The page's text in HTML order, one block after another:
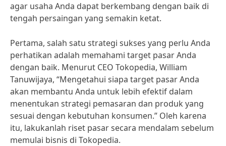
agar usaha Anda dapat berkembang dengan baik di
tengah persaingan yang semakin ketat.
Pertama, salah satu strategi sukses yang perlu Anda
perhatikan adalah memahami target pasar Anda
dengan baik. Menurut CEO Tokopedia, William
Tanuwijaya, “Mengetahui siapa target pasar Anda
akan membantu Anda untuk lebih efektif dalam
menentukan strategi pemasaran dan produk yang
sesuai dengan kebutuhan konsumen.” Oleh karena
itu, lakukanlah riset pasar secara mendalam sebelum
memulai bisnis di Tokopedia.